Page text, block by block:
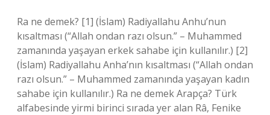
Ra ne demek? [1] (İslam) Radiyallahu Anhu’nun
kısaltması (“Allah ondan razı olsun.” – Muhammed
zamanında yaşayan erkek sahabe için kullanılır.) [2]
(İslam) Radiyallahu Anha’nın kısaltması (“Allah ondan
razı olsun.” – Muhammed zamanında yaşayan kadın
sahabe için kullanılır.) Ra ne demek Arapça? Türk
alfabesinde yirmi birinci sırada yer alan Râ, Fenike